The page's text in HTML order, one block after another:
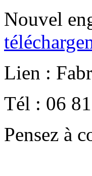
Nouvel
Lien :
Tél : 06
Pensez à